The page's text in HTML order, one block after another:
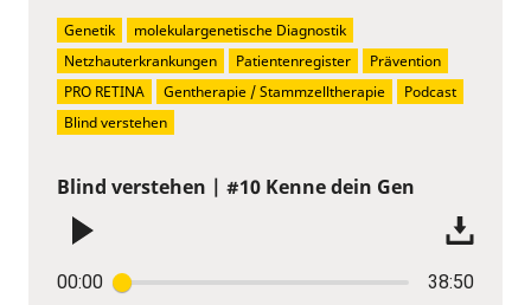
Blind verstehen | #10 Kenne dein Gen
00:00 38:50
Genetik
molekulargenetische Diagnostik
Netzhauterkrankungen
Patientenregister
Prävention
PRO RETINA
Gentherapie / Stammzelltherapie
Podcast
Blind verstehen